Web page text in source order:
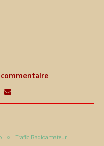
Trafic Radioamateur